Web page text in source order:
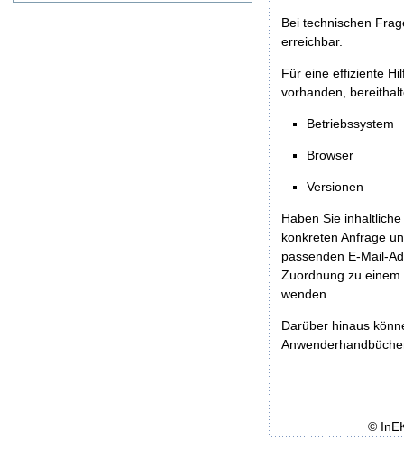
Bei technischen
erreichbar.
Für eine effiziente
vorhanden,
Betriebssystem
Browser
Versionen
Haben Sie
konkreten Anfrage
passenden E-Mail-
Zuordnung zu
wenden.
Darüber hinaus
©